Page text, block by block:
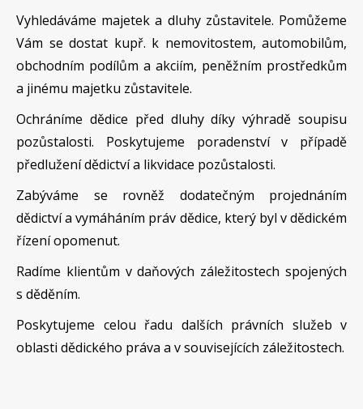
Vyhledáváme majetek a dluhy zůstavitele. Pomůžeme
Vám se dostat kupř. k nemovitostem, automobilům,
obchodním podílům a akciím, peněžním prostředkům
a jinému majetku zůstavitele.
Ochráníme dědice před dluhy díky výhradě soupisu
pozůstalosti. Poskytujeme poradenství v případě
předlužení dědictví a likvidace pozůstalosti.
Zabýváme se rovněž dodatečným projednáním
dědictví a vymáháním práv dědice, který byl v dědickém
řízení opomenut.
Radíme klientům v daňových záležitostech spojených
s děděním.
Poskytujeme celou řadu dalších právních služeb v
oblasti dědického práva a v souvisejících záležitostech.